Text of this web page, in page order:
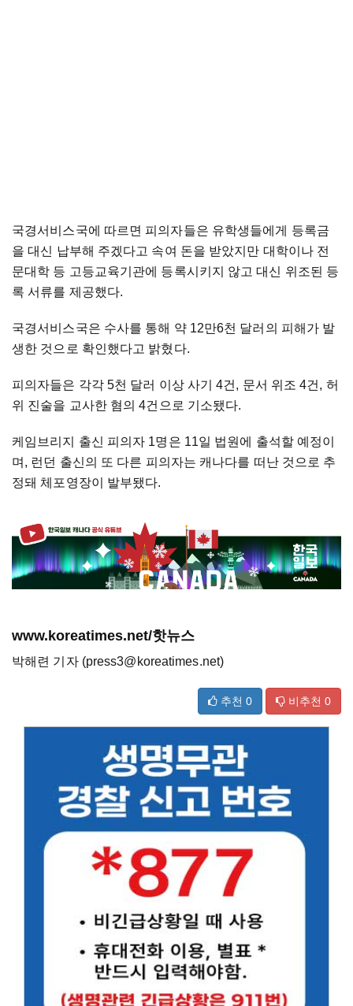
국경서비스국에 따르면 피의자들은 유학생들에게 등록금
을 대신 납부해 주겠다고 속여 돈을 받았지만 대학이나 전
문대학 등 고등교육기관에 등록시키지 않고 대신 위조된 등
록 서류를 제공했다.
국경서비스국은 수사를 통해 약 12만6천 달러의 피해가 발
생한 것으로 확인했다고 밝혔다.
피의자들은 각각 5천 달러 이상 사기 4건, 문서 위조 4건, 허
위 진술을 교사한 혐의 4건으로 기소됐다.
케임브리지 출신 피의자 1명은 11일 법원에 출석할 예정이
며, 런던 출신의 또 다른 피의자는 캐나다를 떠난 것으로 추
정돼 체포영장이 발부됐다.
www.koreatimes.net/핫뉴스
박해련 기자 (press3@koreatimes.net)
추천 0 비추천 0